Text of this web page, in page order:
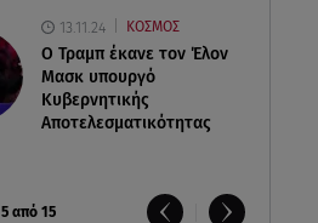
13.11.24 ΚΟΣΜΟΣ
O Τραμπ έκανε τον Έλον
Μασκ υπουργό
Κυβερνητικής
Αποτελεσματικότητας
5 από 15